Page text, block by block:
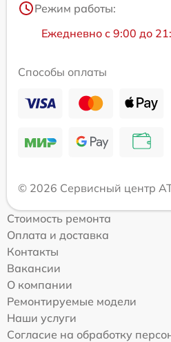
Режим работы:
Ежедневно с 9:00 до
Способы оплаты
© 2026 Сервисный центр
Стоимость ремонта
Оплата и доставка
Контакты
Вакансии
О компании
Ремонтируемые модели
Наши услуги
Согласие на обработку